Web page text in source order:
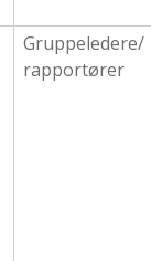
Gruppeledere/
rapportører